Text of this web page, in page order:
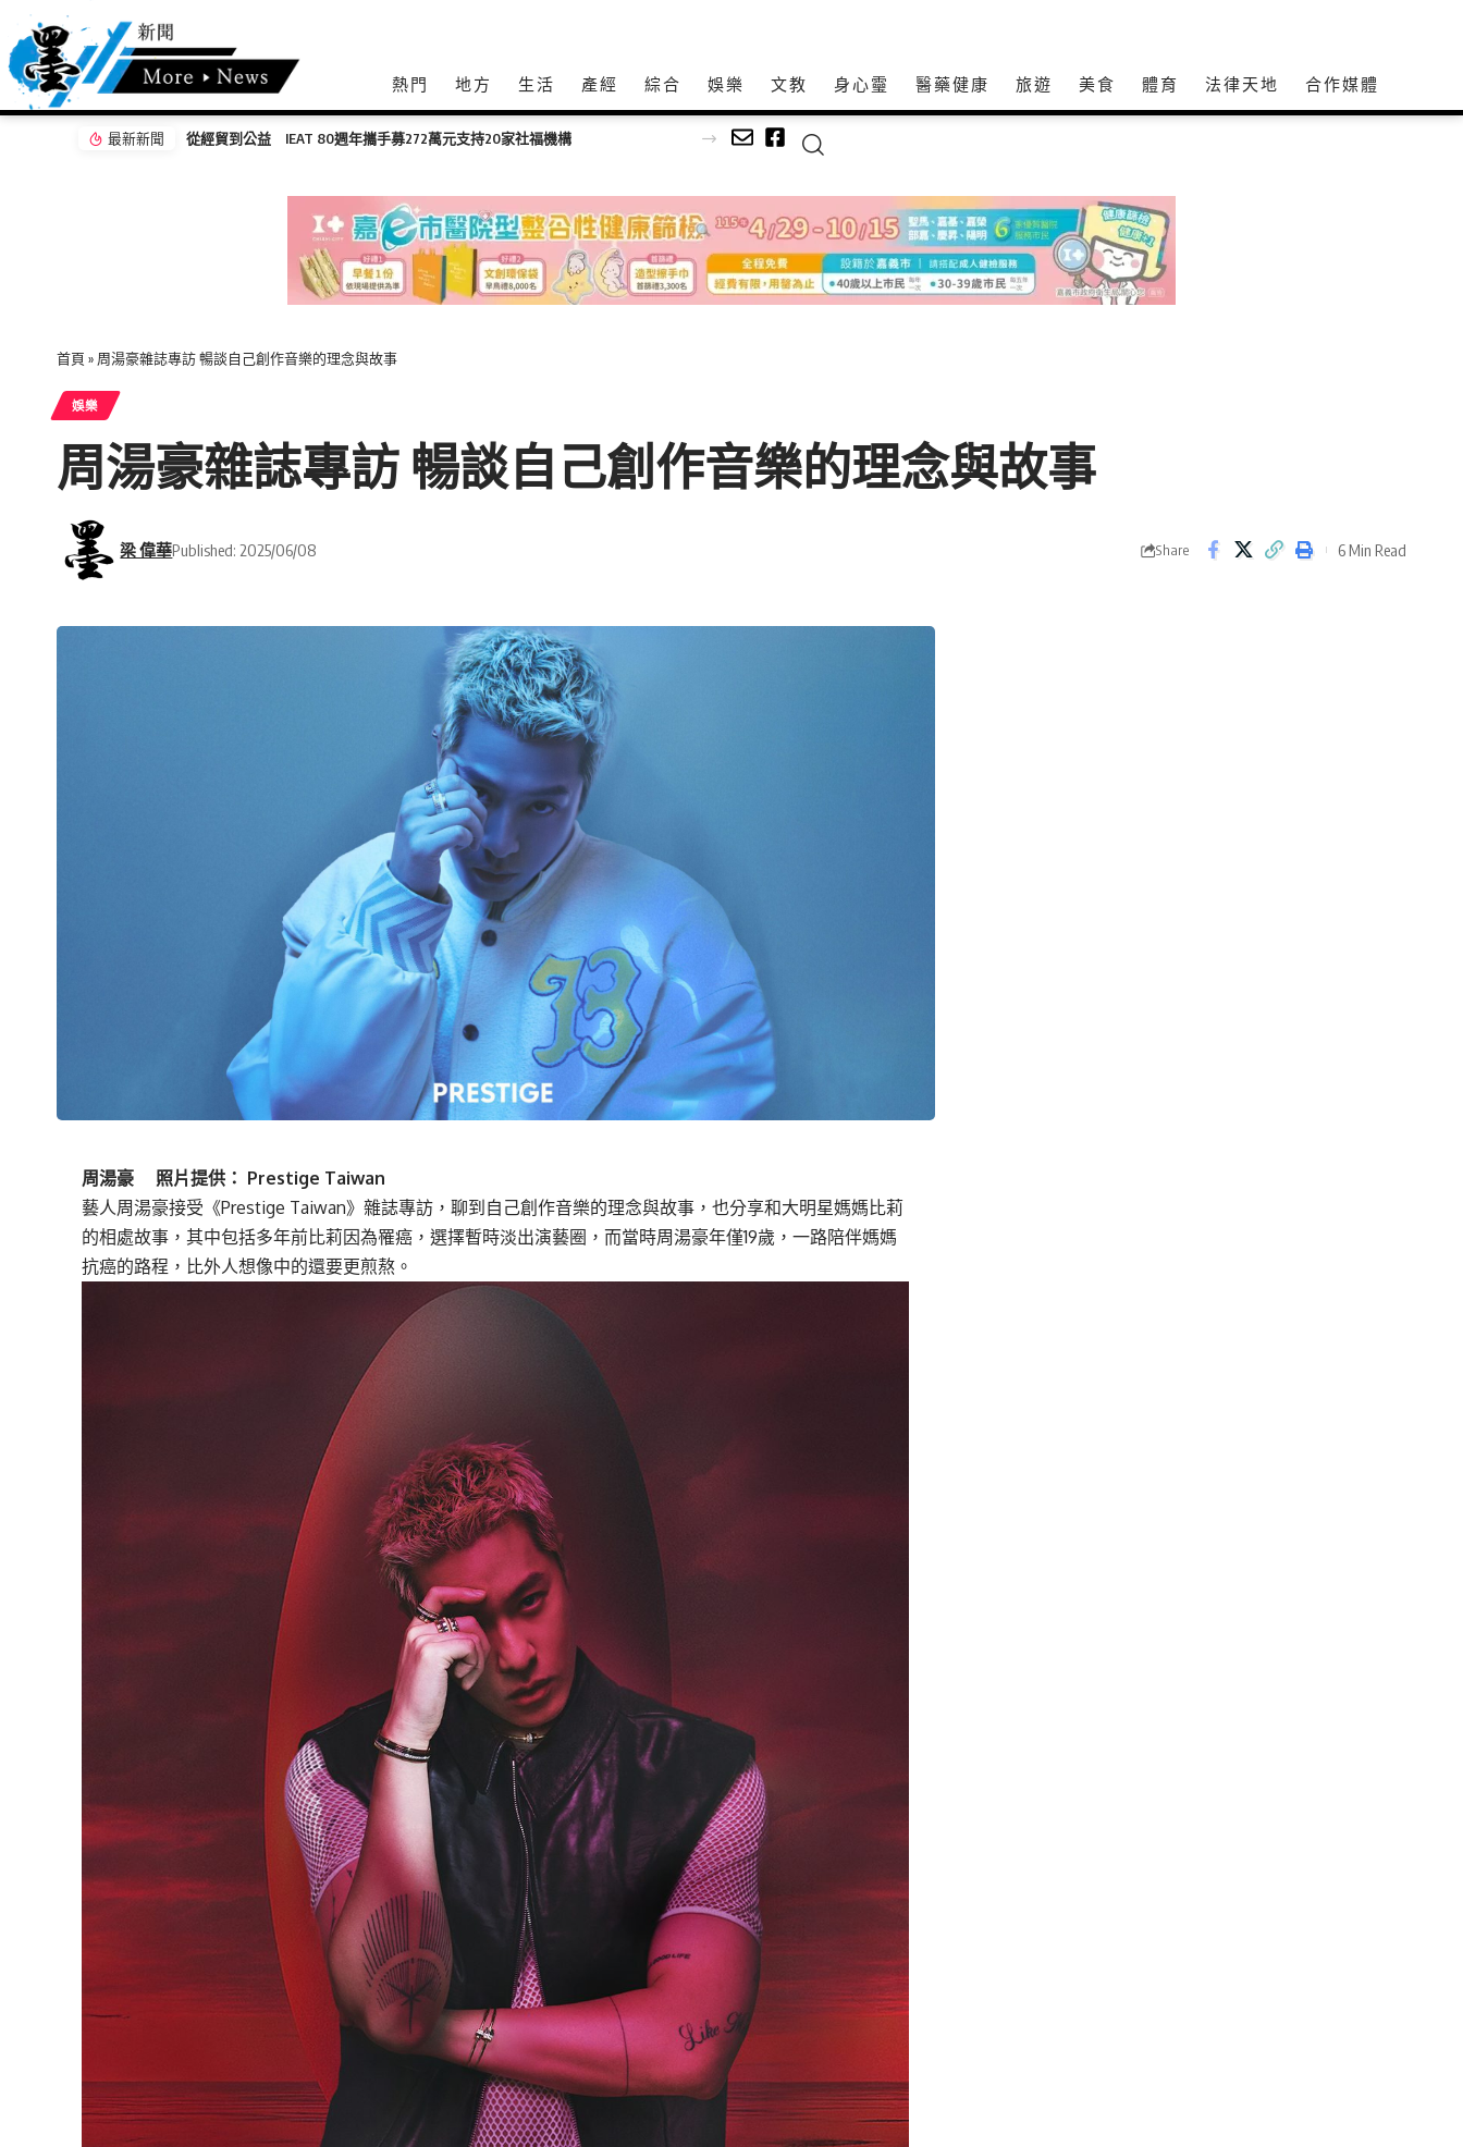
熱門 地方 生活 產經 綜合 娛樂 文教 身心𩆜 醫藥健康 旅遊 美食 體育 法律天地 合作媒體
最新新聞 無感量測黑科技登場 岡山醫院「Face AI健康鏡」 驚豔高齡高齡健康展
首頁 » 周湯豪雜誌專訪 暢談自己創作音樂的理念與故事
娛樂
周湯豪雜誌專訪 暢談自己創作音樂的理念與故事
梁 偉華Published: 2025/06/08 Share 6 Min Read
周湯豪 照片提供： Prestige Taiwan
藝人周湯豪接受《Prestige Taiwan》雜誌專訪，聊到自己創作音樂的理念與故事，也分享和大明星媽媽比莉
的相處故事，其中包括多年前比莉因為罹癌，選擇暫時淡出演藝圈，而當時周湯豪年僅19歲，一路陪伴媽媽
抗癌的路程，比外人想像中的還要更煎熬。